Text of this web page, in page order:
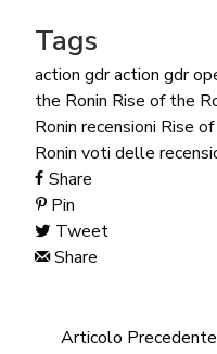
Tags
action gdraction gdr
the Ronin Rise of the
Ronin recensioni Rise
Ronin voti delle
Share
Pin
Tweet
Share
Articolo Precedente